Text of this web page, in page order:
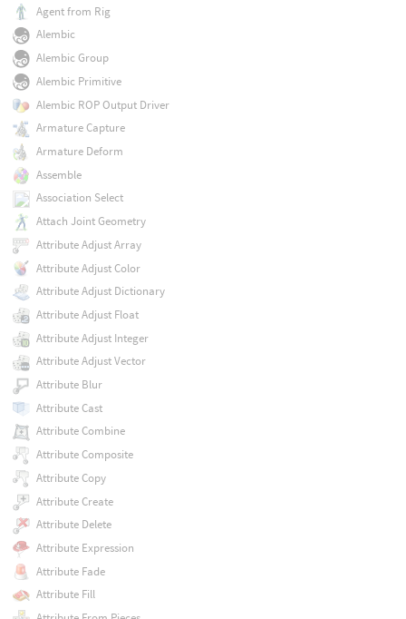
Agent from Rig
Alembic
Alembic Group
Alembic Primitive
Alembic ROP Output Driver
Armature Capture
Armature Deform
Assemble
Association Select
Attach Joint Geometry
Attribute Adjust Array
Attribute Adjust Color
Attribute Adjust Dictionary
Attribute Adjust Float
Attribute Adjust Integer
Attribute Adjust Vector
Attribute Blur
Attribute Cast
Attribute Combine
Attribute Composite
Attribute Copy
Attribute Create
Attribute Delete
Attribute Expression
Attribute Fade
Attribute Fill